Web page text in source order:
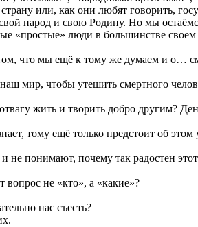
или, как они любят говорить,
народ и свою Родину. Но мы
«простые» люди в большинстве
что мы ещё к тому же думаем и о…
мир, чтобы утешить смертного
жить и творить добро другим?
тому ещё только предстоит об этом
понимают, почему так радостен
не «кто», а «какие»?
нас съесть?